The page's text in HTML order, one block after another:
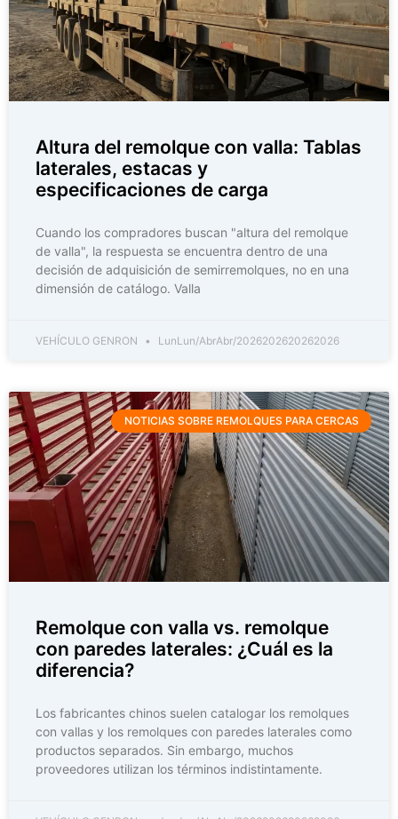
Altura del remolque con valla: Tablas
laterales, estacas y
especificaciones de carga
Cuando los compradores buscan "altura del remolque
de valla", la respuesta se encuentra dentro de una
decisión de adquisición de semirremolques, no en una
dimensión de catálogo. Valla
VEHÍCULO GENRON LunLun/AbrAbr/2026202620262026
NOTICIAS SOBRE REMOLQUES PARA CERCAS
Remolque con valla vs. remolque
con paredes laterales: ¿Cuál es la
diferencia?
Los fabricantes chinos suelen catalogar los remolques
con vallas y los remolques con paredes laterales como
productos separados. Sin embargo, muchos
proveedores utilizan los términos indistintamente.